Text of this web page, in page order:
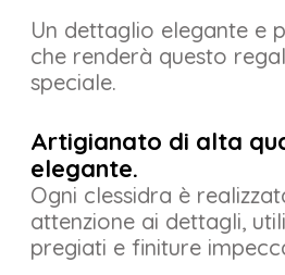
Un dettaglio elegante e
che renderà questo
speciale.
Artigianato di alta
elegante.
Ogni clessidra è
attenzione ai dettagli,
pregiati e finiture